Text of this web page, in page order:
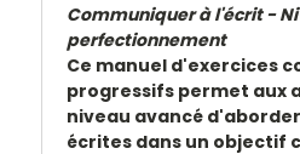
Communiquer à l'écrit -
perfectionnement
Ce manuel d'exercices
progressifs permet aux
niveau avancé
écrites dans un objectif